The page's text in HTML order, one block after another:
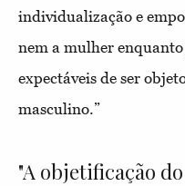
individualização e
nem a mulher enquanto
expectáveis de ser
masculino.”
"A objetificação